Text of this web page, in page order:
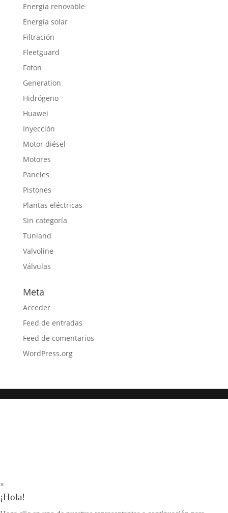
Energía renovable
Energía solar
Filtración
Fleetguard
Foton
Generation
Hidrógeno
Huawei
Inyección
Motor diésel
Motores
Paneles
Pistones
Plantas eléctricas
Sin categoría
Tunland
Valvoline
Válvulas
Meta
Acceder
Feed de entradas
Feed de comentarios
WordPress.org
×
¡Hola!